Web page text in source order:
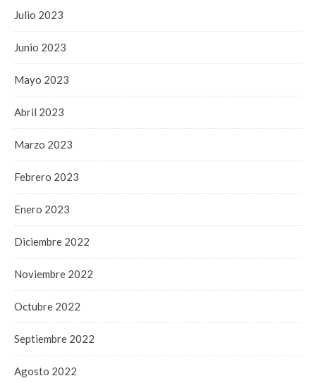
Julio 2023
Junio 2023
Mayo 2023
Abril 2023
Marzo 2023
Febrero 2023
Enero 2023
Diciembre 2022
Noviembre 2022
Octubre 2022
Septiembre 2022
Agosto 2022